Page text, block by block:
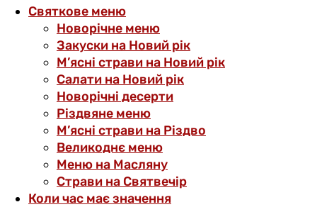
Святкове меню
Новорічне меню
Закуски на Новий рік
М’ясні страви на Новий рік
Салати на Новий рік
Новорічні десерти
Різдвяне меню
М’ясні страви на Різдво
Великоднє меню
Меню на Масляну
Страви на Святвечір
Коли час має значення